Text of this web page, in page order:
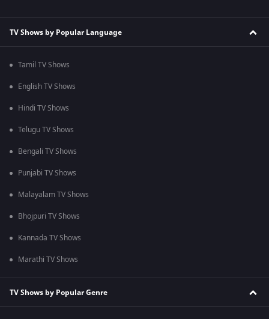
TV Shows by Popular Language
Tamil TV Shows
English TV Shows
Hindi TV Shows
Telugu TV Shows
Bengali TV Shows
Punjabi TV Shows
Malayalam TV Shows
Bhojpuri TV Shows
Kannada TV Shows
Marathi TV Shows
TV Shows by Popular Genre